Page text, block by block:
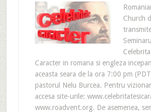
Church
Caracter in romana si engleza
aceasta seara de la ora 7:00 pm
pastorul Nelu Burcea. Pentru
accesa site-urile:
www.roadvent.org. De asemenea,